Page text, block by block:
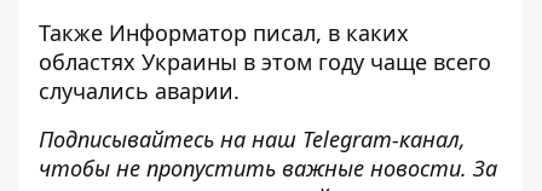
Также Информатор писал, в каких
областях Украины в этом году чаще всего
случались аварии.
Подписывайтесь на наш Telegram-канал,
чтобы не пропустить важные новости. За